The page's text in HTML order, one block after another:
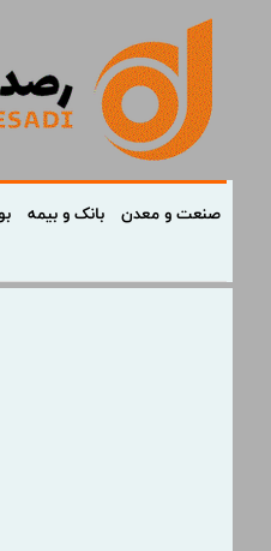
صنعت و معدن بانک و بیمه